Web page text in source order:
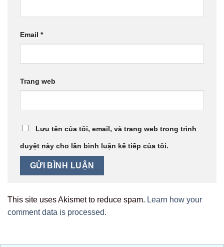
Email *
Trang web
Lưu tên của tôi, email, và trang web trong trình
duyệt này cho lần bình luận kế tiếp của tôi.
This site uses Akismet to reduce spam. Learn how your
comment data is processed.